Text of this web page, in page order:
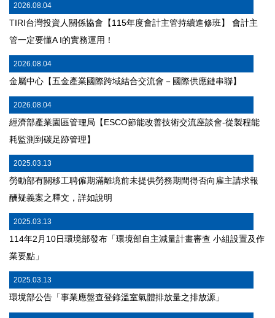
2026.08.04
TIRI台灣投資人關係協會【115年度會計主管持續進修班】 會計主
管一定要懂A I的實務運用！
2026.08.04
金屬中心【五金產業國際跨域結合交流會－國際供應鏈串聯】
2026.08.04
經濟部產業園區管理局【ESCO節能改善技術交流座談會-從製程能
耗監測到碳足跡管理】
2025.03.13
勞動部有關移工聘僱期滿離境前未提供勞務期間得否向雇主請求報
酬疑義案之釋文，詳如說明
2025.03.13
114年2月10日環境部發布「環境部自主減量計畫審查 小組設置及作
業要點」
2025.03.13
環境部公告「事業應盤查登錄溫室氣體排放量之排放源」